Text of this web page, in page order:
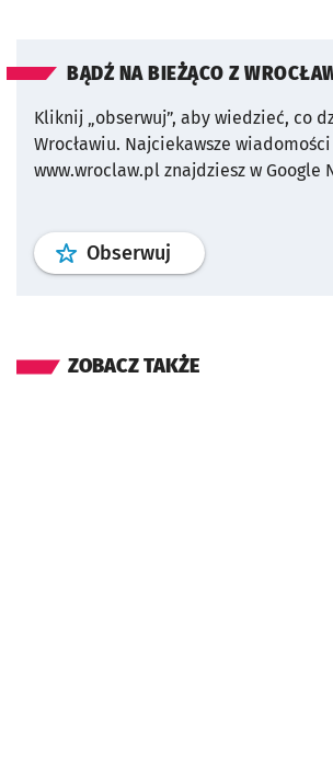
BĄDŹ NA BIEŻĄCO Z
Kliknij „obserwuj”, aby wiedzieć, co
Wrocławiu. Najciekawsze wiadomości
www.wroclaw.pl znajdziesz w Google
Obserwuj profil
ZOBACZ TAKŻE